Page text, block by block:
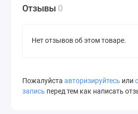
Отзывы 0
Нет отзывов об этом товаре.
Пожалуйста авторизируйтесь или
запись перед тем как написать